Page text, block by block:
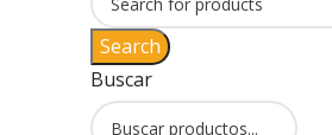
Search
Buscar